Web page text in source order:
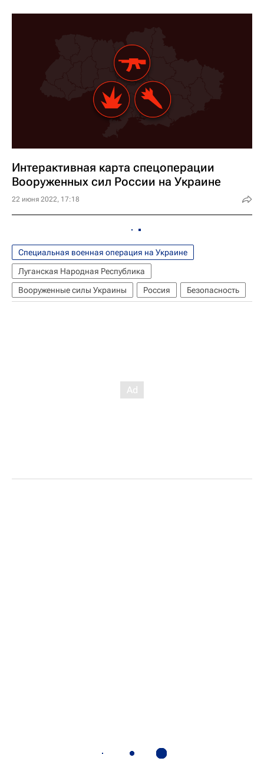
Интерактивная карта спецоперации
Вооруженных сил России на Украине
22 июня 2022, 17:18
Специальная военная операция на Украине
Луганская Народная Республика
Вооруженные силы Украины
Россия Безопасность